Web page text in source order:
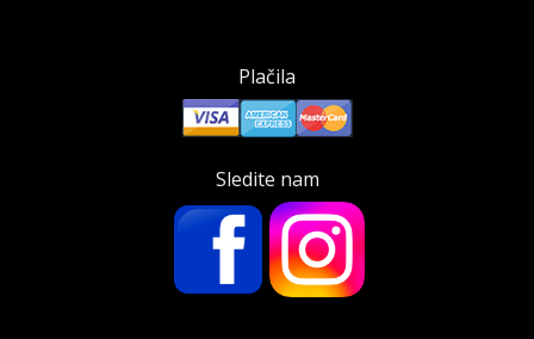
Plačila
Sledite nam